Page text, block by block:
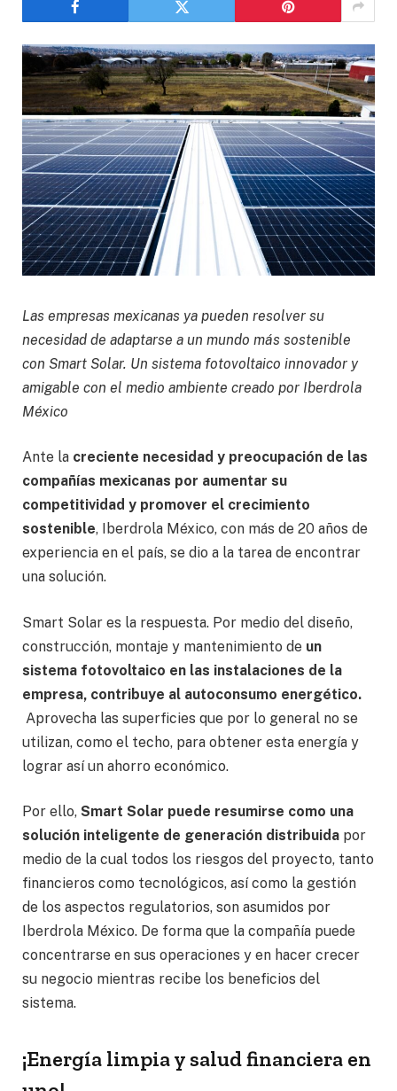
Las empresas mexicanas ya pueden resolver su
necesidad de adaptarse a un mundo más sostenible
con Smart Solar. Un sistema fotovoltaico innovador y
amigable con el medio ambiente creado por Iberdrola
México
Ante la creciente necesidad y preocupación de las
compañías mexicanas por aumentar su
competitividad y promover el crecimiento
sostenible, Iberdrola México, con más de 20 años de
experiencia en el país, se dio a la tarea de encontrar
una solución.
Smart Solar es la respuesta. Por medio del diseño,
construcción, montaje y mantenimiento de un
sistema fotovoltaico en las instalaciones de la
empresa, contribuye al autoconsumo energético.
Aprovecha las superficies que por lo general no se
utilizan, como el techo, para obtener esta energía y
lograr así un ahorro económico.
Por ello, Smart Solar puede resumirse como una
solución inteligente de generación distribuida por
medio de la cual todos los riesgos del proyecto, tanto
financieros como tecnológicos, así como la gestión
de los aspectos regulatorios, son asumidos por
Iberdrola México. De forma que la compañía puede
concentrarse en sus operaciones y en hacer crecer
su negocio mientras recibe los beneficios del
sistema.
¡Energía limpia y salud financiera en